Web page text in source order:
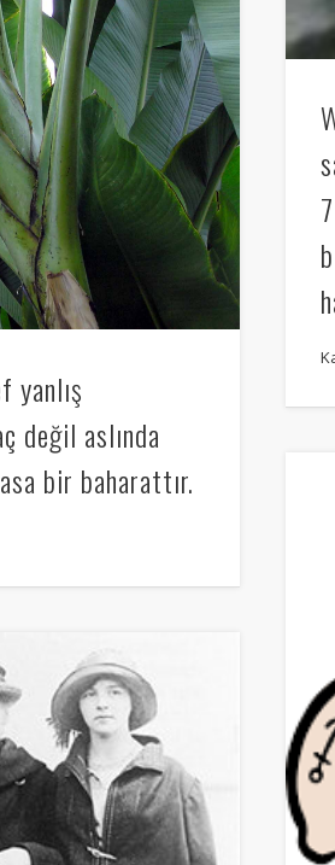
yanlış
değil aslında
bir baharattır.